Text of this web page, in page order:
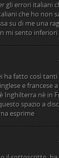
gli errori italiani
che ho non
su di me una
mi sento inferiori
ha fatto così
e francese
nè in
spazio a
esprime